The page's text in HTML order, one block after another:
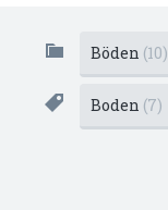
Böden (10)
Boden (7)